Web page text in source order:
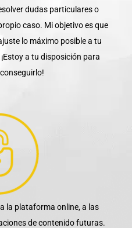
dudas particulares o
caso. Mi objetivo es que
lo máximo posible a tu
a tu disposición para
a la plataforma online, a las
de contenido futuras.